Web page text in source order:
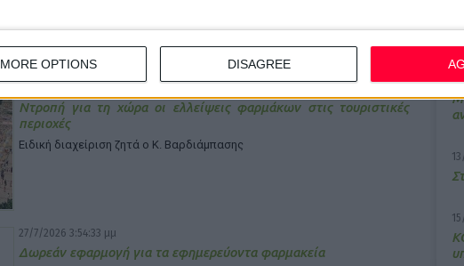
MORE OPTIONS DISAGREE
7/
Ντροπή για τη χώρα οι ελλείψεις φαρμάκων στις τουριστικές
περιοχές
Ειδική διαχείριση ζητά ο Κ. Βαρδιάμπασης
27/7/2026 3:54:33 μμ
Δωρεάν εφαρμογή για τα εφημερεύοντα φαρμακεία